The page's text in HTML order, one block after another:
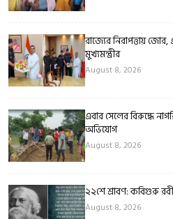
রাজ্যের নিরাপত্তায়
মুখ্যমন্ত্রীর
August 8, 2026
এবার সেলের বিরুদ্ধে
অভিযোগ
August 8, 2026
২২শে শ্রাবণ: কবিগুরু
August 8, 2026